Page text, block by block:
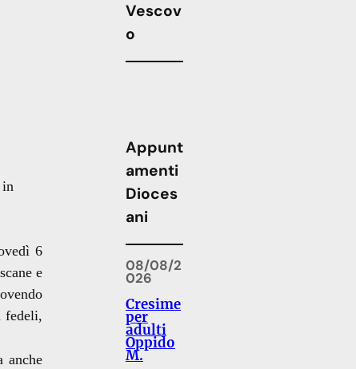
in
6
e
fedeli,
anche
Vescov
o
Appunt
amenti
Dioces
ani
08/08/2
026
Cresime
per
adulti
Oppido
M.